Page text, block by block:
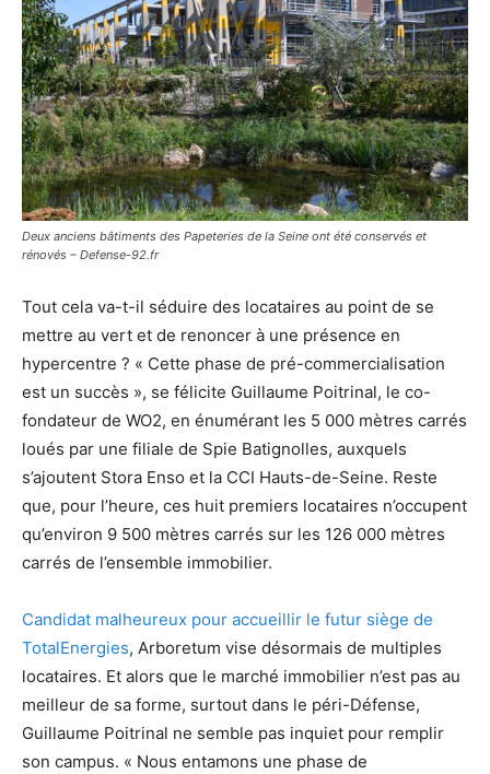
Deux anciens bâtiments des Papeteries de la Seine ont été conservés et
rénovés – Defense-92.fr
Tout cela va-t-il séduire des locataires au point de se
mettre au vert et de renoncer à une présence en
hypercentre ? « Cette phase de pré-commercialisation
est un succès », se félicite Guillaume Poitrinal, le co-
fondateur de WO2, en énumérant les 5 000 mètres carrés
loués par une filiale de Spie Batignolles, auxquels
s’ajoutent Stora Enso et la CCI Hauts-de-Seine. Reste
que, pour l’heure, ces huit premiers locataires n’occupent
qu’environ 9 500 mètres carrés sur les 126 000 mètres
carrés de l’ensemble immobilier.
Candidat malheureux pour accueillir le futur siège de
TotalEnergies, Arboretum vise désormais de multiples
locataires. Et alors que le marché immobilier n’est pas au
meilleur de sa forme, surtout dans le péri-Défense,
Guillaume Poitrinal ne semble pas inquiet pour remplir
son campus. « Nous entamons une phase de